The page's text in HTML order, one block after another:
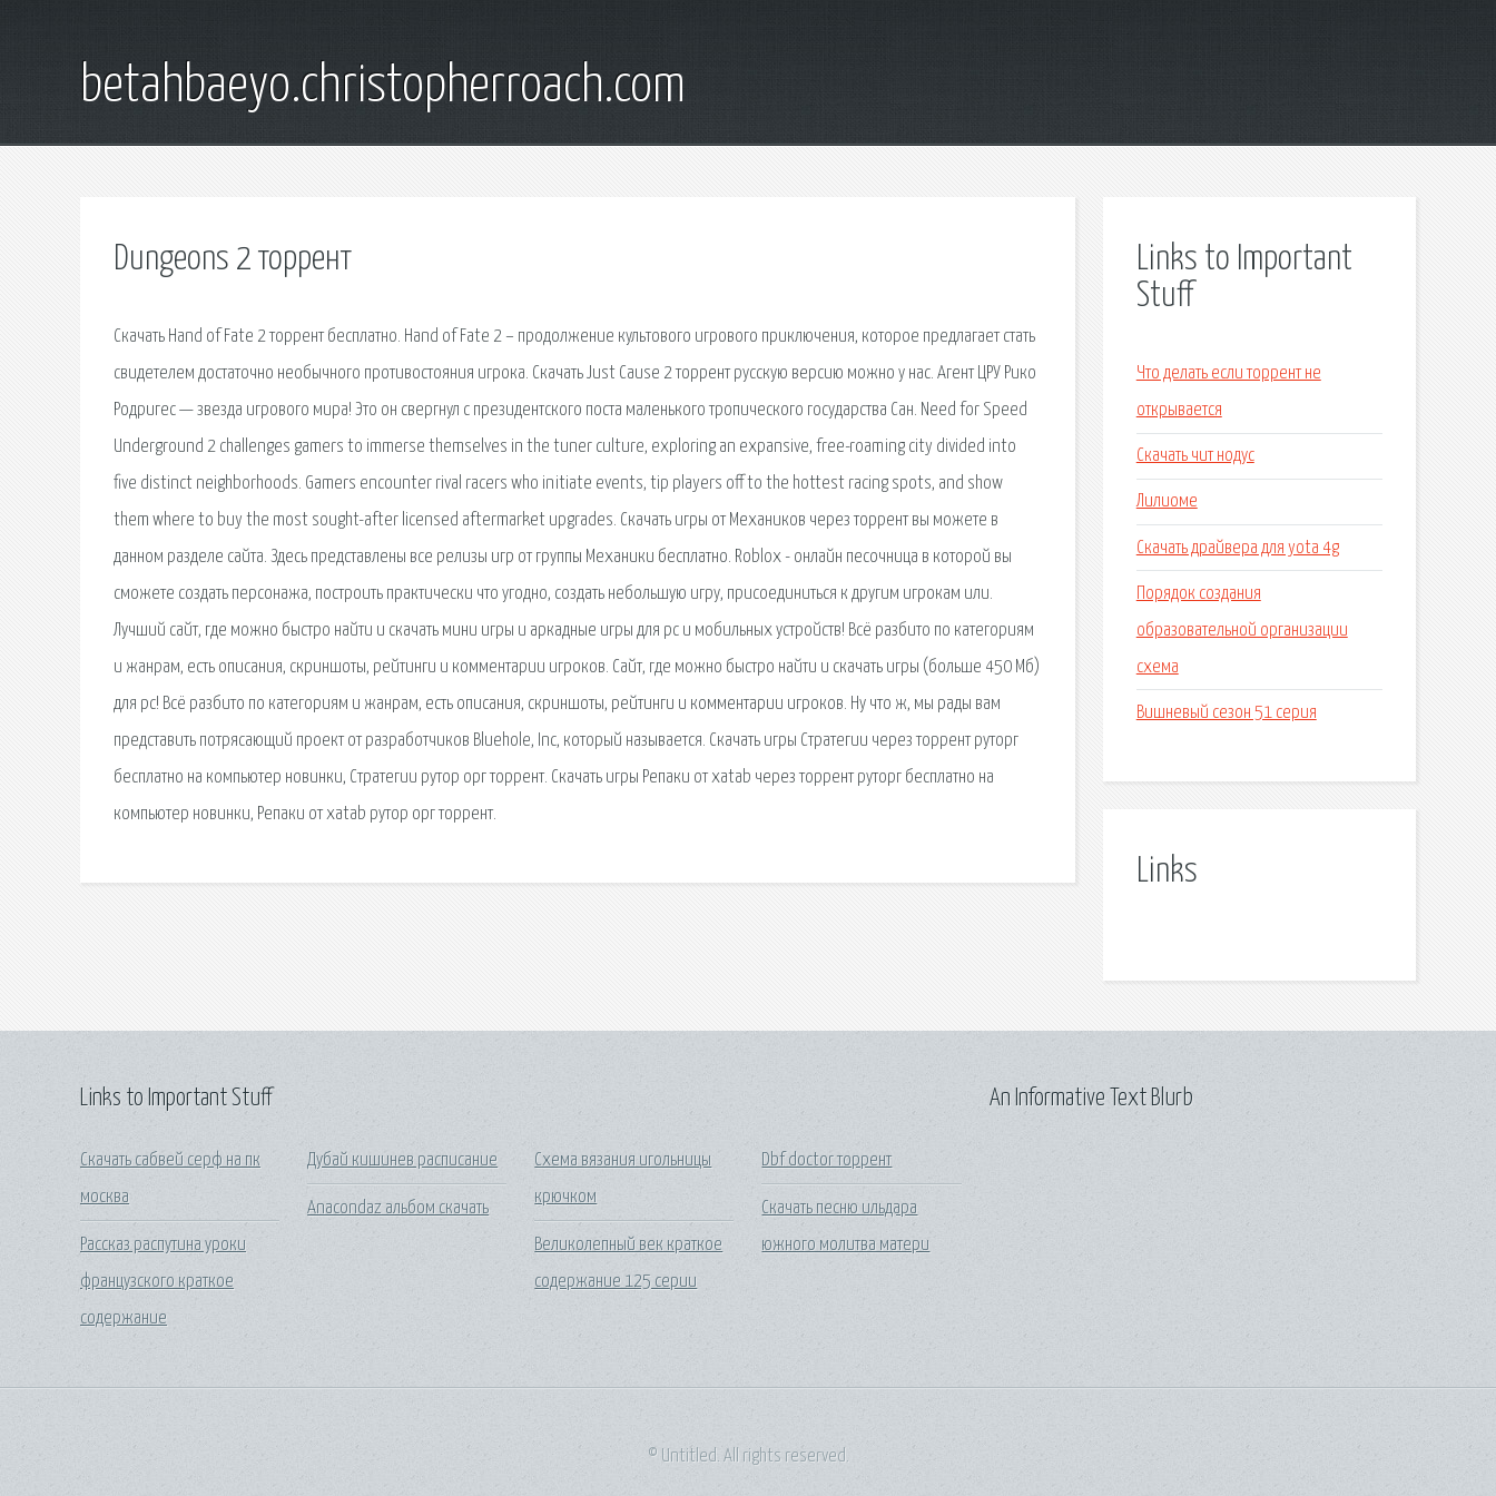
betahbaeyo.christopherroach.com
Dungeons 2 торрент
Скачать Hand of Fate 2 торрент бесплатно. Hand of Fate 2 – продолжение культового игрового приключения, которое предлагает стать
свидетелем достаточно необычного противостояния игрока. Скачать Just Cause 2 торрент русскую версию можно у нас. Агент ЦРУ Рико
Родригес — звезда игрового мира! Это он свергнул с президентского поста маленького тропического государства Сан. Need for Speed
Underground 2 challenges gamers to immerse themselves in the tuner culture, exploring an expansive, free-roaming city divided into
five distinct neighborhoods. Gamers encounter rival racers who initiate events, tip players off to the hottest racing spots, and show
them where to buy the most sought-after licensed aftermarket upgrades. Скачать игры от Механиков через торрент вы можете в
данном разделе сайта. Здесь представлены все релизы игр от группы Механики бесплатно. Roblox - онлайн песочница в которой вы
сможете создать персонажа, построить практически что угодно, создать небольшую игру, присоединиться к другим игрокам или.
Лучший сайт, где можно быстро найти и скачать мини игры и аркадные игры для pc и мобильных устройств! Всё разбито по категориям
и жанрам, есть описания, скриншоты, рейтинги и комментарии игроков. Сайт, где можно быстро найти и скачать игры (больше 450 Мб)
для pc! Всё разбито по категориям и жанрам, есть описания, скриншоты, рейтинги и комментарии игроков. Ну что ж, мы рады вам
представить потрясающий проект от разработчиков Bluehole, Inc, который называется. Скачать игры Стратегии через торрент руторг
бесплатно на компьютер новинки, Стратегии рутор орг торрент. Скачать игры Репаки от xatab через торрент руторг бесплатно на
компьютер новинки, Репаки от xatab рутор орг торрент.
Links to Important
Stuff
Что делать если торрент не
открывается
Скачать чит нодус
Лилиоме
Скачать драйвера для yota 4g
Порядок создания
образовательной организации
схема
Вишневый сезон 51 серия
Links
Links to Important Stuff
Скачать сабвей серф на пк
москва
Рассказ распутина уроки
французского краткое
содержание
Дубай кишинев расписание
Anacondaz альбом скачать
Схема вязания игольницы
крючком
Великолепный век краткое
содержание 125 серии
Dbf doctor торрент
Скачать песню ильдара
южного молитва матери
An Informative Text Blurb
© Untitled. All rights reserved.